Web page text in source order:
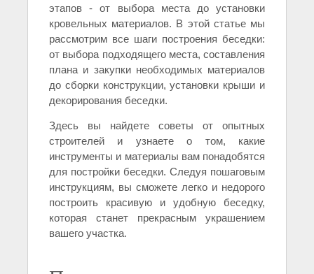
этапов - от выбора места до установки
кровельных материалов. В этой статье мы
рассмотрим все шаги построения беседки:
от выбора подходящего места, составления
плана и закупки необходимых материалов
до сборки конструкции, установки крыши и
декорирования беседки.
Здесь вы найдете советы от опытных
строителей и узнаете о том, какие
инструменты и материалы вам понадобятся
для постройки беседки. Следуя пошаговым
инструкциям, вы сможете легко и недорого
построить красивую и удобную беседку,
которая станет прекрасным украшением
вашего участка.